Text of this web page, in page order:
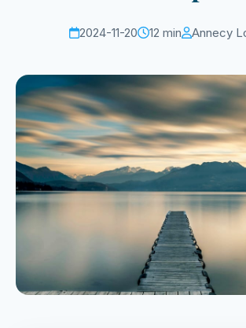
2024-11-20 12 min Annecy